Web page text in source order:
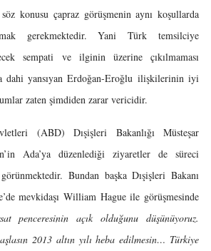
söz konusu çapraz görüşmenin aynı koşullarda
gerekmektedir. Yani Türk temsilciye
sempati ve ilginin üzerine çıkılmaması
dahi yansıyan Erdoğan-Eroğlu ilişkilerinin iyi
zaten şimdiden zarar vericidir.
(ABD) Dışişleri Bakanlığı Müsteşar
Ada’ya düzenlediği ziyaretler de süreci
Bundan başka Dışişleri Bakanı
mevkidaşı William Hague ile görüşmesinde
penceresinin açık olduğunu düşünüyoruz.
2013 altın yılı heba edilmesin… Türkiye